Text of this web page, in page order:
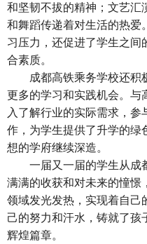
和坚韧不拔的精神；文艺
和舞蹈传递着对生活的热爱
习压力，还促进了学生之
合素质。
成都高铁乘务学校还积
更多的学习和实践机会。与
入了解行业的实际需求，
作，为学生提供了升学的绿
想的学府继续深造。
一届又一届的学生从成
满满的收获和对未来的憧憬
领域发光发热，实现着自己
己的努力和汗水，铸就了
辉煌篇章。